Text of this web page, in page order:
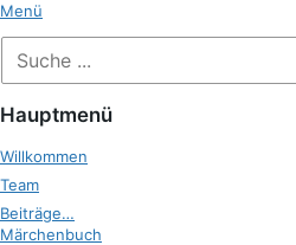
Zum
springen
Menü
nach:
Hauptmenü
Willkommen
Team
Beiträge…
Märchenbuch